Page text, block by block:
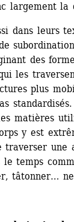
largement
dans leurs
des
les
plus
matières
y est
traverser une
temps
tâtonner…